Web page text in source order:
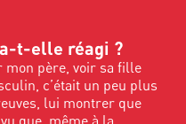
t-elle réagi ?
mon père, voir sa fille
c’était un peu plus
lui montrer que